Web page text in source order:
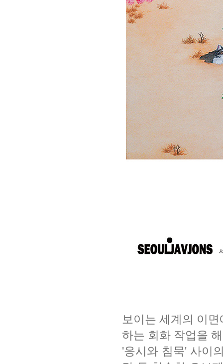
보이는 세계의 이
하는 회화 작업을
'응시와 침묵' 사이